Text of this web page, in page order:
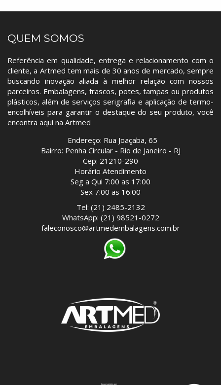
QUEM SOMOS
Referência em qualidade, entrega e relacionamento com o
cliente, a Artmed tem mais de 30 anos de mercado, sempre
buscando inovação aliada à melhor relação com nossos
parceiros. Embalagens, frascos, potes, tampas ou produtos
plásticos, além de serviços serigrafia e aplicação de termo-
encolhíveis para garantir o destaque do seu produto, você
encontra aqui na Artmed
Endereço: Rua Joaçaba, 65
Bairro: Penha Circular - Rio de Janeiro - RJ
Cep: 21210-290
Horário Atendimento
Seg a Qui 7:00 as 17:00
Sex 7:00 as 16:00
Tel: (21) 2485-2132
WhatsApp: (21) 98521-0272
faleconosco@artmedembalagens.com.br